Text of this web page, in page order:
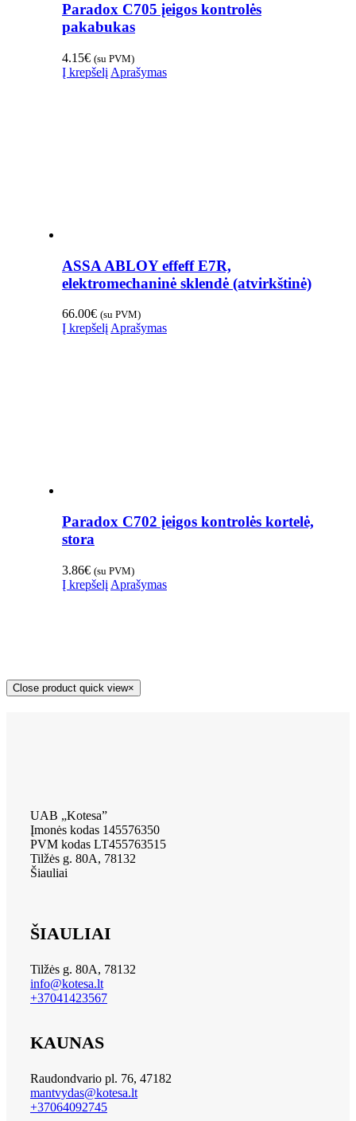
Paradox C705 įeigos kontrolės
pakabukas
4.15€ (su PVM)
Į krepšelį Aprašymas
ASSA ABLOY effeff E7R,
elektromechaninė sklendė (atvirkštinė)
66.00€ (su PVM)
Į krepšelį Aprašymas
Paradox C702 įeigos kontrolės kortelė,
stora
3.86€ (su PVM)
Į krepšelį Aprašymas
Close product quick view×
UAB „Kotesa”
Įmonės kodas 145576350
PVM kodas LT455763515
Tilžės g. 80A, 78132
Šiauliai
ŠIAULIAI
Tilžės g. 80A, 78132
info@kotesa.lt
+37041423567
KAUNAS
Raudondvario pl. 76, 47182
mantvydas@kotesa.lt
+37064092745